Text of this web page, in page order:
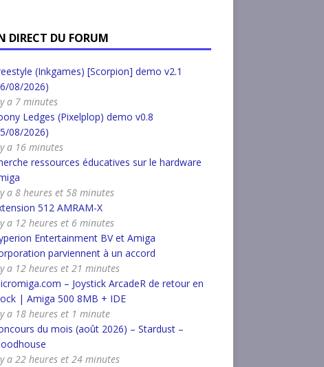
DIRECT DU FORUM
(Inkgames) [Scorpion] demo v2.1
08/2026)
a 7 minutes
Ledges (Pixelplop) demo v0.8
08/2026)
a 16 minutes
ressources éducatives sur le hardware
a 8 heures et 58 minutes
512 AMRAM-X
a 12 heures et 6 minutes
Entertainment BV et Amiga
parviennent à un accord
a 12 heures et 21 minutes
– Joystick ArcadeR de retour en
| Amiga 500 8MB + IDE
a 18 heures et 1 minute
du mois (août 2026) – Stardust –
a 22 heures et 24 minutes